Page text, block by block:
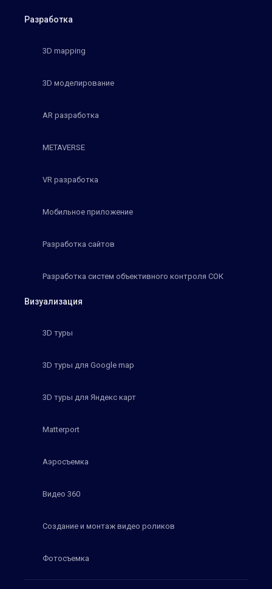
Разработка
3D mapping
3D моделирование
AR разработка
METAVERSE
VR разработка
Мобильное приложение
Разработка сайтов
Разработка систем объективного контроля СОК
Визуализация
3D туры
3D туры для Google map
3D туры для Яндекс карт
Matterport
Аэросъемка
Видео 360
Создание и монтаж видео роликов
Фотосъемка